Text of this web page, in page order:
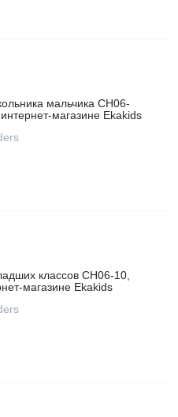
мальчика CH06-
магазине Ekakids
классов CH06-10,
магазине Ekakids